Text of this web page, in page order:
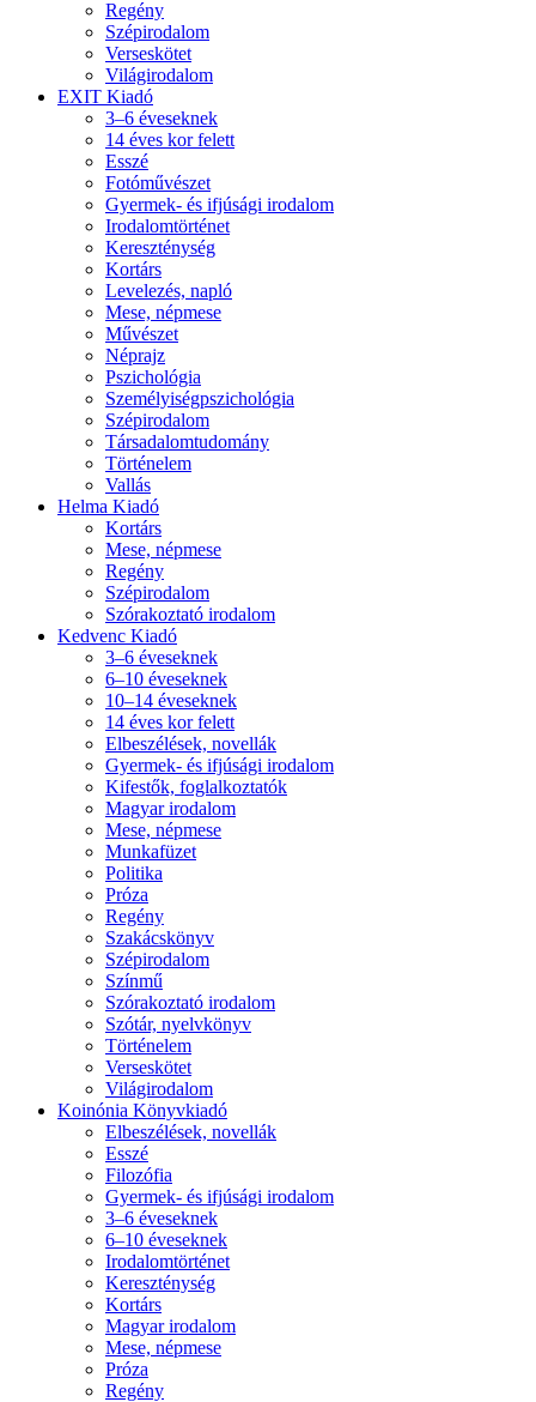
Regény
Szépirodalom
Verseskötet
Világirodalom
EXIT Kiadó
3–6 éveseknek
14 éves kor felett
Esszé
Fotóművészet
Gyermek- és ifjúsági irodalom
Irodalomtörténet
Kereszténység
Kortárs
Levelezés, napló
Mese, népmese
Művészet
Néprajz
Pszichológia
Személyiségpszichológia
Szépirodalom
Társadalomtudomány
Történelem
Vallás
Helma Kiadó
Kortárs
Mese, népmese
Regény
Szépirodalom
Szórakoztató irodalom
Kedvenc Kiadó
3–6 éveseknek
6–10 éveseknek
10–14 éveseknek
14 éves kor felett
Elbeszélések, novellák
Gyermek- és ifjúsági irodalom
Kifestők, foglalkoztatók
Magyar irodalom
Mese, népmese
Munkafüzet
Politika
Próza
Regény
Szakácskönyv
Szépirodalom
Színmű
Szórakoztató irodalom
Szótár, nyelvkönyv
Történelem
Verseskötet
Világirodalom
Koinónia Könyvkiadó
Elbeszélések, novellák
Esszé
Filozófia
Gyermek- és ifjúsági irodalom
3–6 éveseknek
6–10 éveseknek
Irodalomtörténet
Kereszténység
Kortárs
Magyar irodalom
Mese, népmese
Próza
Regény